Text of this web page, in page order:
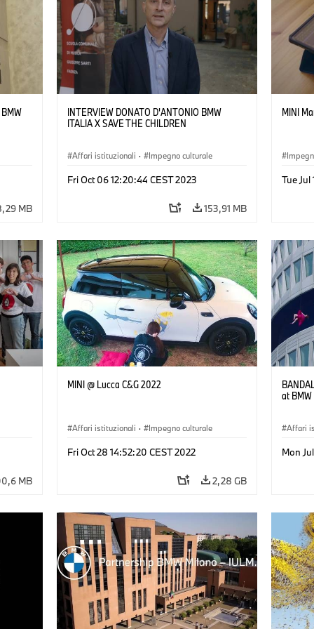
MB
INTERVIEW DONATO D'ANTONIO BMW
ITALIA X SAVE THE CHILDREN
Affari istituzionali · Impegno culturale
Fri Oct 06 12:20:44 CEST 2023
153,91 MB
MINI
Tue Jul
MB
MINI @ Lucca C&G 2022
Affari istituzionali · Impegno culturale
Fri Oct 28 14:52:20 CEST 2022
2,28 GB
at
Affari
Mon